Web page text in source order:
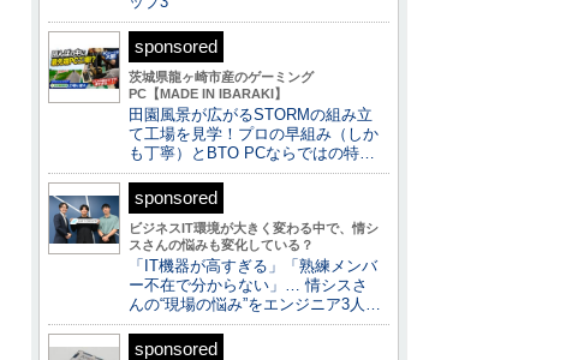
sponsored
茨城県龍ヶ崎市産のゲーミング
PC【MADE IN IBARAKI】
田園風景が広がるSTORMの組み立
て工場を見学！プロの早組み（しか
も丁寧）とBTO PCならではの特…
sponsored
ビジネスIT環境が大きく変わる中で、情シ
スさんの悩みも変化している？
「IT機器が高すぎる」「熟練メンバ
ー不在で分からない」… 情シスさ
んの“現場の悩み”をエンジニア3人…
sponsored